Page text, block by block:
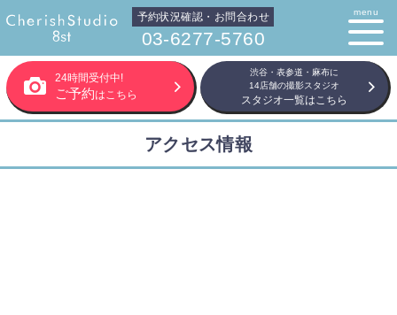
予約状況確認・お問合わせ
03-6277-5760
menu
24時間受付中!
ご予約はこちら
渋谷・表参道・麻布に
14店舗の撮影スタジオ
スタジオ一覧はこちら
アクセス情報